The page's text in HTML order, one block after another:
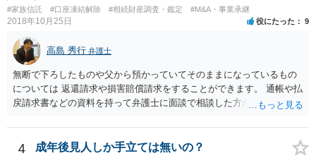
#家族信託 #口座凍結解除 #相続財産調査・鑑定 #M&A・事業承継
2018年10月25日 役にたった 9
高島 秀行 弁護士
無断で下ろしたものや父から預かっていてそのままになっているもの
については 返還請求や損害賠償請求をすることができます。 通帳や払
戻請求書などの資料を持って弁護士に面談で相談した方がよいと思い
4 成年後見人しか手立ては無いの？